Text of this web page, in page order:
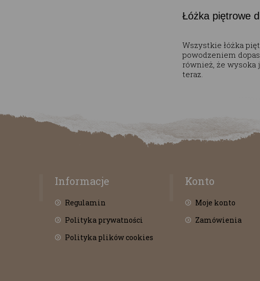
Łóżka piętrowe
Wszystkie łóżka
powodzeniem
również, że wysoka
teraz.
Informacje
Regulamin
Polityka prywatności
Polityka plików cookies
Konto
Moje konto
Zamówienia